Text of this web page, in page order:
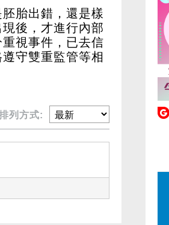
胎出錯，還是樣
後，才進行內部
視事件，已去信
守雙重監管等相
列方式: